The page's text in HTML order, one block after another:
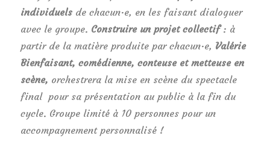
individuels de chacun·e, en les faisant dialoguer
avec le groupe. Construire un projet collectif: à
partir de la matière produite par chacun·e, Valérie
Bienfaisant, comédienne, conteuse et metteuse en
scène, orchestrera la mise en scène du spectacle
final pour sa présentation au public à la fin du
cycle. Groupe limité à 10 personnes pour un
accompagnement personnalisé !